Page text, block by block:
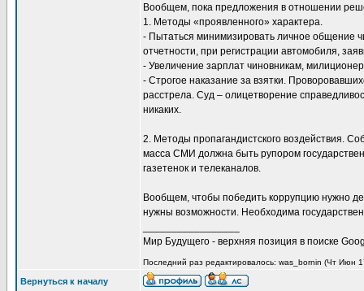
Вообщем, пока предложения в отношении
1. Методы «проявленного» характера.
- Пытаться минимизировать личное общение
отчетности, при регистрации автомобиля,
- Увеличение зарплат чиновникам,
- Строгое наказание за взятки.
расстрела. Суд – олицетворение
никаких.
2. Методы пропагандистского воздействия.
масса СМИ должна быть рупором
газетенок и телеканалов.
Вообщем, чтобы победить коррупцию нужно
нужны возможности. Необходима
Мир Будущего - верхняя позиция в поиске
Последний раз редактировалось: was_bornin (Чт Июн
Вернуться к началу